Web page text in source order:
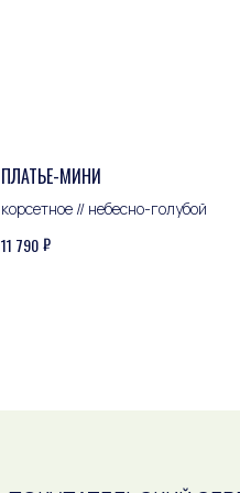
ПЛАТЬЕ-МИНИ
корсетное // небесно-голубой
11 790₽